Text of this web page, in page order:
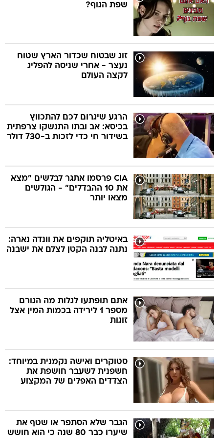
שפת הגוף?
זוג שבטוח שכדור הארץ שטוח
נעצר - אחרי שניסה להפליג
לקצה העולם
הרגע שיגרום לכם להתכווץ
בכיסא: אב ובתו התנשקו צרפתית
בשידור חי כדי לזכות ב-730 דולר
CIA פרסמו אתגר לבלשים "מצא
את 10 ההבדלים" - הגולשים
מצאו יותר
באיטליה תוקפים את וונדה נארה:
נתנה לבנה הקטן לצלם את ישבנה
אתם תופתעו לגלות מה הגורם
מספר 1 לירידה בכמות המין אצל
זוגות
סטוקרים ואישה נקמנית במיוחד:
חשפנית לשעבר חושפת את
הצדדים האפלים של המקצוע
הגבר שלא הסתפר או שטף את
שיערו כבר 80 שנה כי הוא חושש